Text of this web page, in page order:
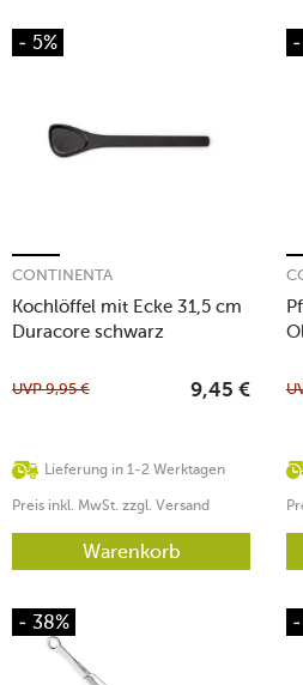
- 5%
Kochlöffel mit Ecke 31,5 cm
Duracore schwarz
CONTINENTA
Lieferung in 1-2 Werktagen
UVP9,95 € 9,45 €
Preis inkl. MwSt. zzgl. Versand
Warenkorb
- 38%